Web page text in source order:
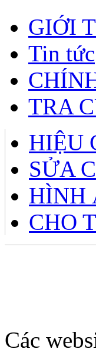
GIỚI
Tin tức
TRA
HIỆU
SỬA
HÌNH
CHO
Các